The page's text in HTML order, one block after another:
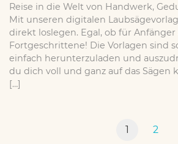
Reise in die Welt von Handwerk,
Mit unseren digitalen
direkt loslegen. Egal, ob für Anfänger
Fortgeschrittene! Die Vorlagen sind
einfach herunterzuladen und
du dich voll und ganz auf das Sägen
[…]
1 2